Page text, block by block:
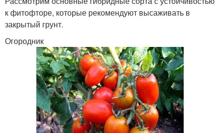
к фитофторе, которые рекомендуют высаживать в
закрытый грунт.
Огородник